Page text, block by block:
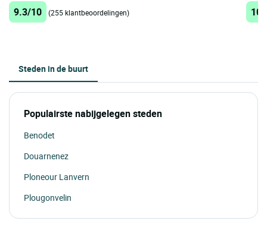
9.3/10 (255 klantbeoordelingen)
Steden in de buurt
Populairste nabijgelegen steden
Benodet
Douarnenez
Ploneour Lanvern
Plougonvelin